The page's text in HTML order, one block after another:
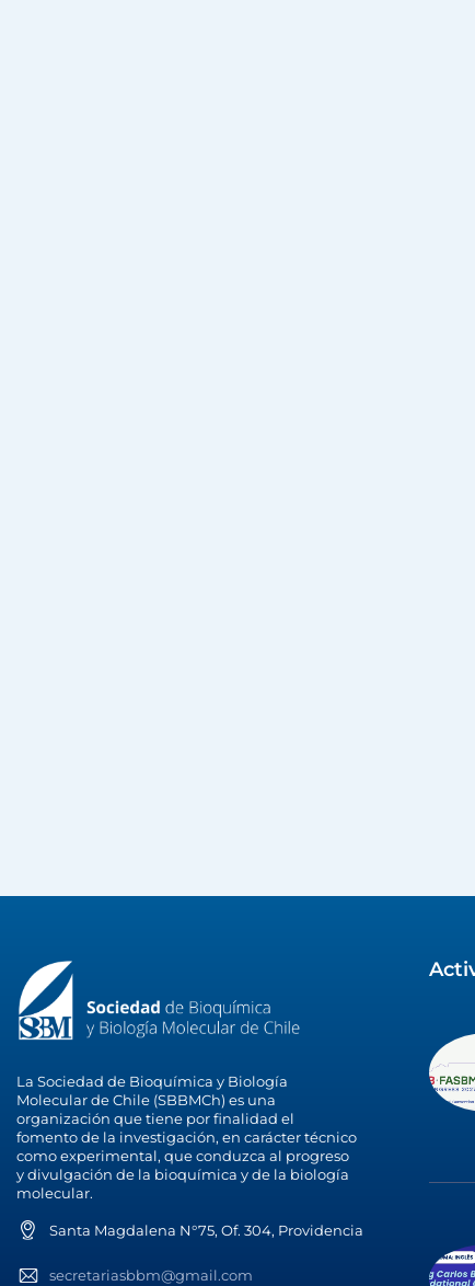
La Sociedad de Bioquímica y Biología
Molecular de Chile (SBBMCh) es una
organización que tiene por finalidad el
fomento de la investigación, en carácter técnico
como experimental, que conduzca al progreso
y divulgación de la bioquímica y de la biología
molecular.
Santa Magdalena N°75, Of. 304, Providencia
secretariasbbm@gmail.com